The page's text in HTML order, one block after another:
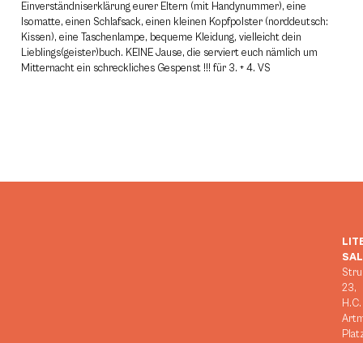
Einverständniserklärung eurer Eltern (mit Handynummer), eine
Isomatte, einen Schlafsack, einen kleinen Kopfpolster (norddeutsch:
Kissen), eine Taschenlampe, bequeme Kleidung, vielleicht dein
Lieblings(geister)buch. KEINE Jause, die serviert euch nämlich um
Mitternacht ein schreckliches Gespenst !!! für 3. + 4. VS
23,
H.C.